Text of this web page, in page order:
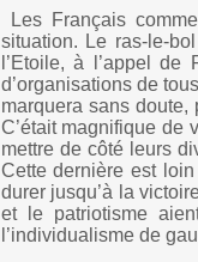
Les Français
situation. Le ras-le-
l’Etoile, à l’appel
d’organisations de
marquera sans doute,
C’était magnifique de
mettre de côté leurs
Cette dernière est loin
durer jusqu’à la
et le patriotisme
l’individualisme de